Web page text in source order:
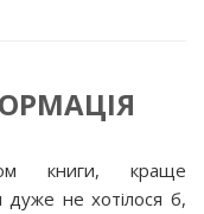
книги, краще
не хотілося б,